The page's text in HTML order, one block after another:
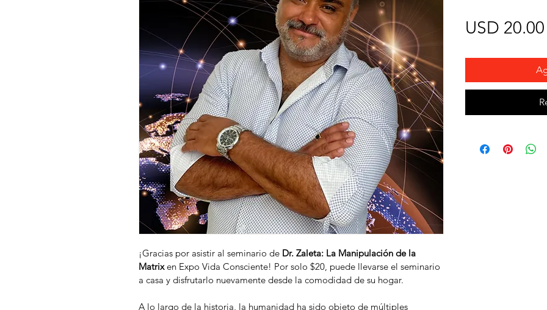
¡Gracias por asistir al seminario de Dr. Zaleta: La Manipulación de la
Matrix en Expo Vida Consciente! Por solo $20, puede llevarse el seminario
a casa y disfrutarlo nuevamente desde la comodidad de su hogar.
A lo largo de la historia, la humanidad ha sido objeto de múltiples
USD 20.00